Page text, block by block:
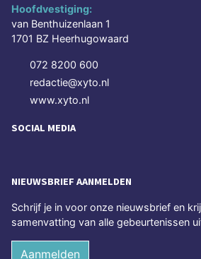
Hoofdvestiging:
van Benthuizenlaan 1
1701 BZ Heerhugowaard
072 8200 600
redactie@xyto.nl
www.xyto.nl
SOCIAL MEDIA
NIEUWSBRIEF AANMELDEN
Schrijf je in voor onze nieuwsbrief en
samenvatting van alle gebeurtenissen
Aanmelden